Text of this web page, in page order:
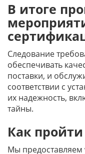
В итоге
Следование
обеспечивать
поставки, и
соответствии с
их надежность,
тайны.
Как
Мы предоставляем